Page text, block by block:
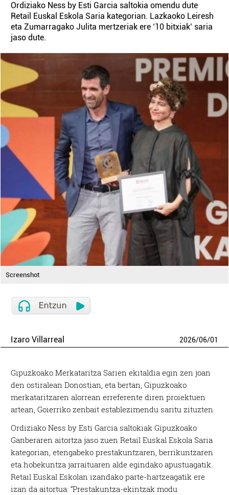
Ordiziako Ness by Esti Garcia saltokia omendu dute
Retail Euskal Eskola Saria kategorian. Lazkaoko Leiresh
eta Zumarragako Julita mertzeriak ere ‘10 bitxiak’ saria
jaso dute.
Screenshot
Izaro Villarreal 2026/06/01
Gipuzkoako Merkataritza Sarien ekitaldia egin zen joan
den ostiralean Donostian, eta bertan, Gipuzkoako
merkataritzaren alorrean erreferente diren proiektuen
artean, Goierriko zenbait establezimendu saritu zituzten.
Ordiziako Ness by Esti Garcia saltokiak Gipuzkoako
Ganberaren aitortza jaso zuen Retail Euskal Eskola Saria
kategorian, etengabeko prestakuntzaren, berrikuntzaren
eta hobekuntza jarraituaren alde egindako apustuagatik.
Retail Euskal Eskolan izandako parte-hartzeagatik ere
izan da aitortua: “Prestakuntza-ekintzak modu